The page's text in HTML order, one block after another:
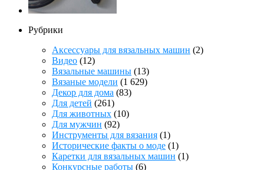
Рубрики
Аксессуары для вязальных машин (2)
Видео (12)
Вязальные машины (13)
Вязаные модели (1 629)
Декор для дома (83)
Для детей (261)
Для животных (10)
Для мужчин (92)
Инструменты для вязания (1)
Исторические факты о моде (1)
Каретки для вязальных машин (1)
Конкурсные работы (6)